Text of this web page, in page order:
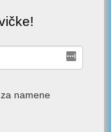
namene